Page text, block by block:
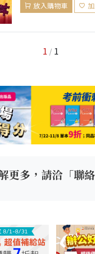
放入購物車
1 / 1
更多，請洽「聯絡